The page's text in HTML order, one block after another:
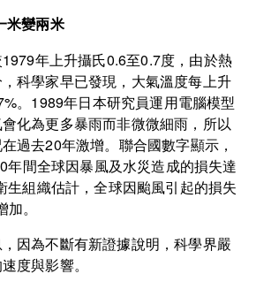
米變兩米
年上升攝氏0.6至0.7度，由於熱
科學家早已發現，大氣溫度每上升
。1989年日本研究員運用電腦模型
化為更多暴雨而非微微細雨，所以
過去20年激增。聯合國數字顯示，
年間全球因暴風及水災造成的損失達
生組織估計，全球因颱風引起的損失
。
因為不斷有新證據說明，科學界嚴
度與影響。